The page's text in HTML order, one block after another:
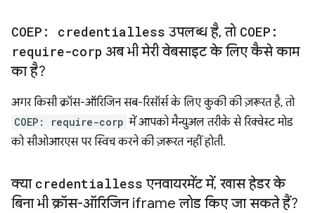
COEP: credentialless उपलब्ध है, तो COEP:
require-corp अब भी मेरी वेबसाइट के लिए कैसे काम
का है?
अगर किसी क्रॉस-ऑरिजिन सब-रिसॉर्स के लिए कुकी की ज़रूरत है, तो
COEP: require-corp में आपको मैन्युअल तरीके से रिक्वेस्ट मोड
को सीओआरएस पर स्विच करने की ज़रूरत नहीं होती.
क्या credentialless एनवायरमेंट में, खास हेडर के
बिना भी क्रॉस-ऑरिजिन iframe लोड किए जा सकते हैं?